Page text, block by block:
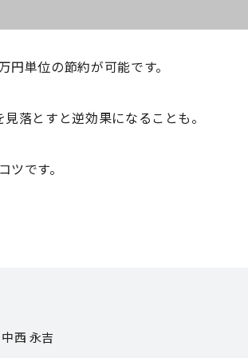
単位の節約が可能です。
見落とすと逆効果になることも。
です。
中西 永吉